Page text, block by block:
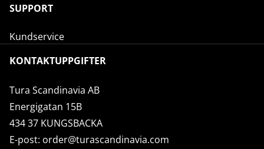
SUPPORT
Kundservice
KONTAKTUPPGIFTER
Tura Scandinavia AB
Energigatan 15B
434 37 KUNGSBACKA
E-post: order@turascandinavia.com